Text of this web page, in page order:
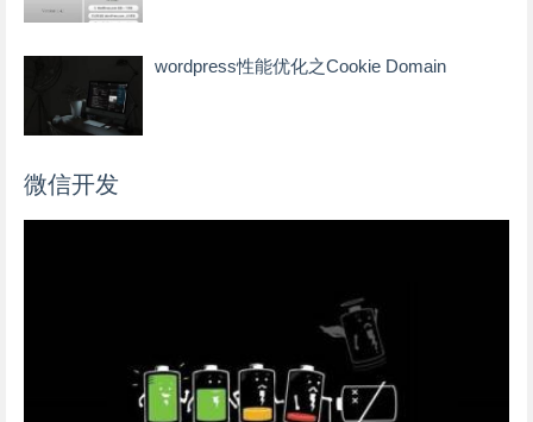
wordpress性能优化之Cookie Domain
微信开发